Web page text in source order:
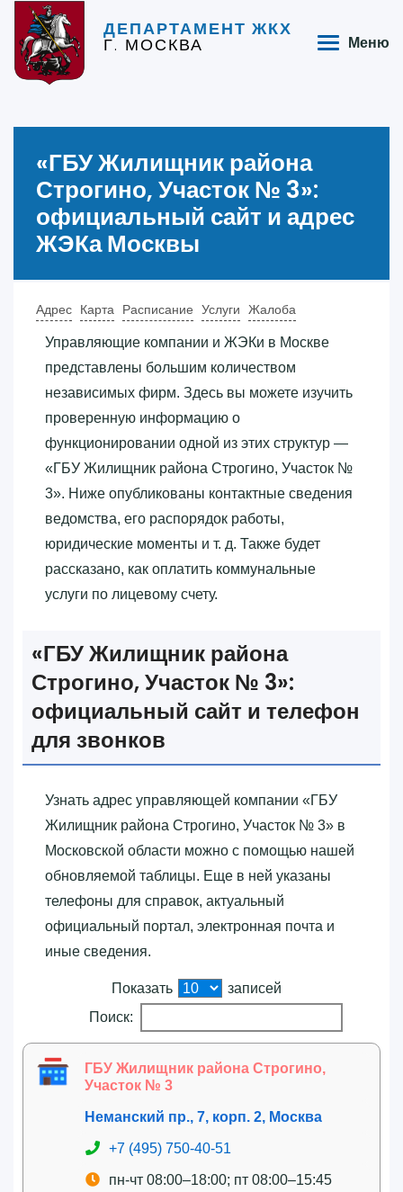
ДЕПАРТАМЕНТ ЖКХ
Г. МОСКВА Меню
«‎ГБУ Жилищник района
Строгино, Участок № 3»‎:
официальный сайт и адрес
ЖЭКа Москвы
Адрес Карта Расписание Услуги Жалоба
Управляющие компании и ЖЭКи в Москве
представлены большим количеством
независимых фирм. Здесь вы можете изучить
проверенную информацию о
функционировании одной из этих структур —
«‎ГБУ Жилищник района Строгино, Участок №
3»‎. Ниже опубликованы контактные сведения
ведомства, его распорядок работы,
юридические моменты и т. д. Также будет
рассказано, как оплатить коммунальные
услуги по лицевому счету.
«‎ГБУ Жилищник района
Строгино, Участок № 3»‎:
официальный сайт и телефон
для звонков
Узнать адрес управляющей компании «‎ГБУ
Жилищник района Строгино, Участок № 3»‎ в
Московской области можно с помощью нашей
обновляемой таблицы. Еще в ней указаны
телефоны для справок, актуальный
официальный портал, электронная почта и
иные сведения.
Показать
записей
Поиск:
ГБУ Жилищник района Строгино,
Участок № 3
Неманский пр., 7, корп. 2, Москва
+7 (495) 750-40-51
пн-чт 08:00–18:00; пт 08:00–15:45